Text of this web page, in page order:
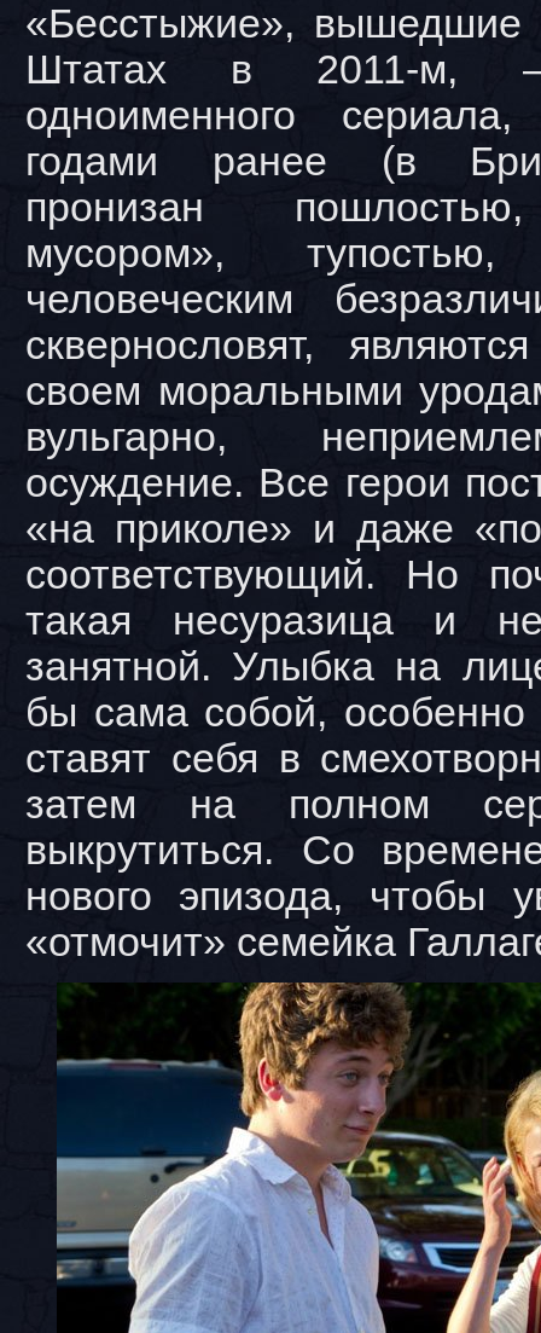
«Бесстыжие», вышедшие
Штатах в 2011-м,
одноименного
годами ранее (в
пронизан
мусором»,
человеческим
сквернословят,
своем моральными
вульгарно,
осуждение. Все герои
«на приколе» и даже
соответствующий. Но
такая несуразица и
занятной. Улыбка на
бы сама собой, особенно
ставят себя в
затем на полном
выкрутиться. Со
нового эпизода, чтобы
«отмочит» семейка